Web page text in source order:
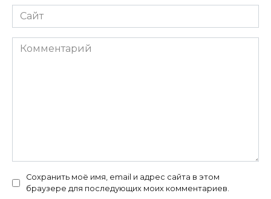
Сайт
Комментарий
Сохранить моё имя, email и адрес сайта в этом
браузере для последующих моих комментариев.